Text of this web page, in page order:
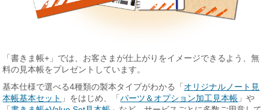
「書きま帳+」では、お客さまが仕上がりをイメージできるよう、無
料の見本帳をプレゼントしています。
基本仕様で選べる4種類の製本タイプがわかる「 オリジナルノート見
本帳基本セット 」をはじめ、「パーツ＆オプション加工見本帳 」や